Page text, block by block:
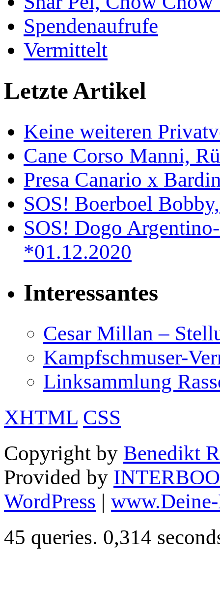
Spendenaufrufe
Vermittelt
Letzte Artikel
Keine weiteren
Cane Corso Manni,
Presa Canario x
SOS! Boerboel
SOS! Dogo
*01.12.2020
Interessantes
Cesar Millan –
Kampfschmuser-
Linksammlung
XHTML CSS
Copyright by Benedikt
Provided by
WordPress |
45 queries. 0,314